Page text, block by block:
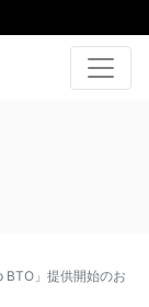
」提供開始のお